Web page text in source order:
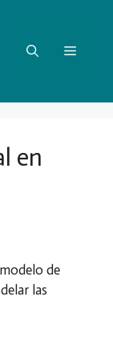
Menú
en
de
las